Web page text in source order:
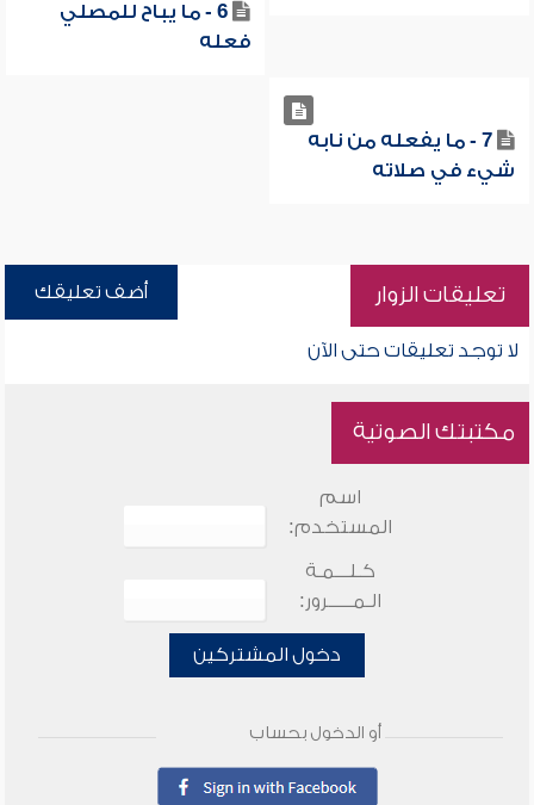
6 - ما يباح للمصلي
فعله
7 - ما يفعله من نابه
شيء في صلاته
تعليقات الزوار أضف تعليقك
لا توجد تعليقات حتى الآن
مكتبتك الصوتية
اسم
المستخدم:
كـلـــمـة
الـمـــــرور:
دخول المشتركين
أو الدخول بحساب